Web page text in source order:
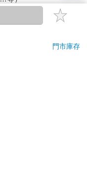
衣褲、刮鬍刀、除毛
猶豫期（含例假
門市庫存